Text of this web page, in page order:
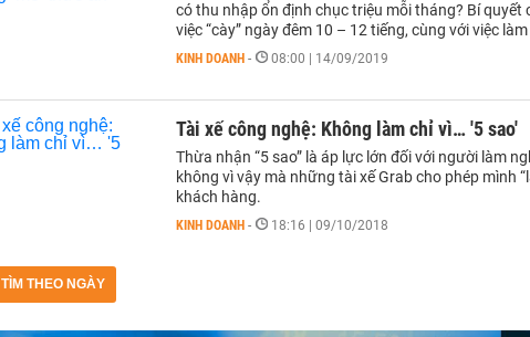
có thu nhập ổn định chục triệu mỗi tháng? Bí quyết
việc “cày” ngày đêm 10 – 12 tiếng, cùng với việc
KINH DOANH - 08:00 | 14/09/2019
Tài xế công nghệ: Không làm chỉ vì… '5 sao'
Thừa nhận “5 sao” là áp lực lớn đối với người làm
không vì vậy mà những tài xế Grab cho phép mình
khách hàng.
KINH DOANH - 18:16 | 09/10/2018
TÌM THEO NGÀY